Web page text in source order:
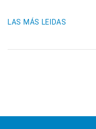
LAS MÁS LEIDAS